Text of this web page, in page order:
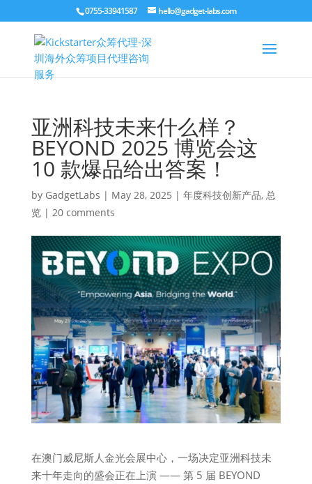
0755-33941587 hello@gadget-labs.com
亚洲科技未来什么样？
BEYOND 2025 博览会这
10 款爆品给出答案！
by GadgetLabs | May 28, 2025 | 年度科技创新产品, 总
览| 20 comments
在澳门威尼斯人金光会展中心，一场决定亚洲科技未
来十年走向的盛会正在上演 —— 第 5 届 BEYOND